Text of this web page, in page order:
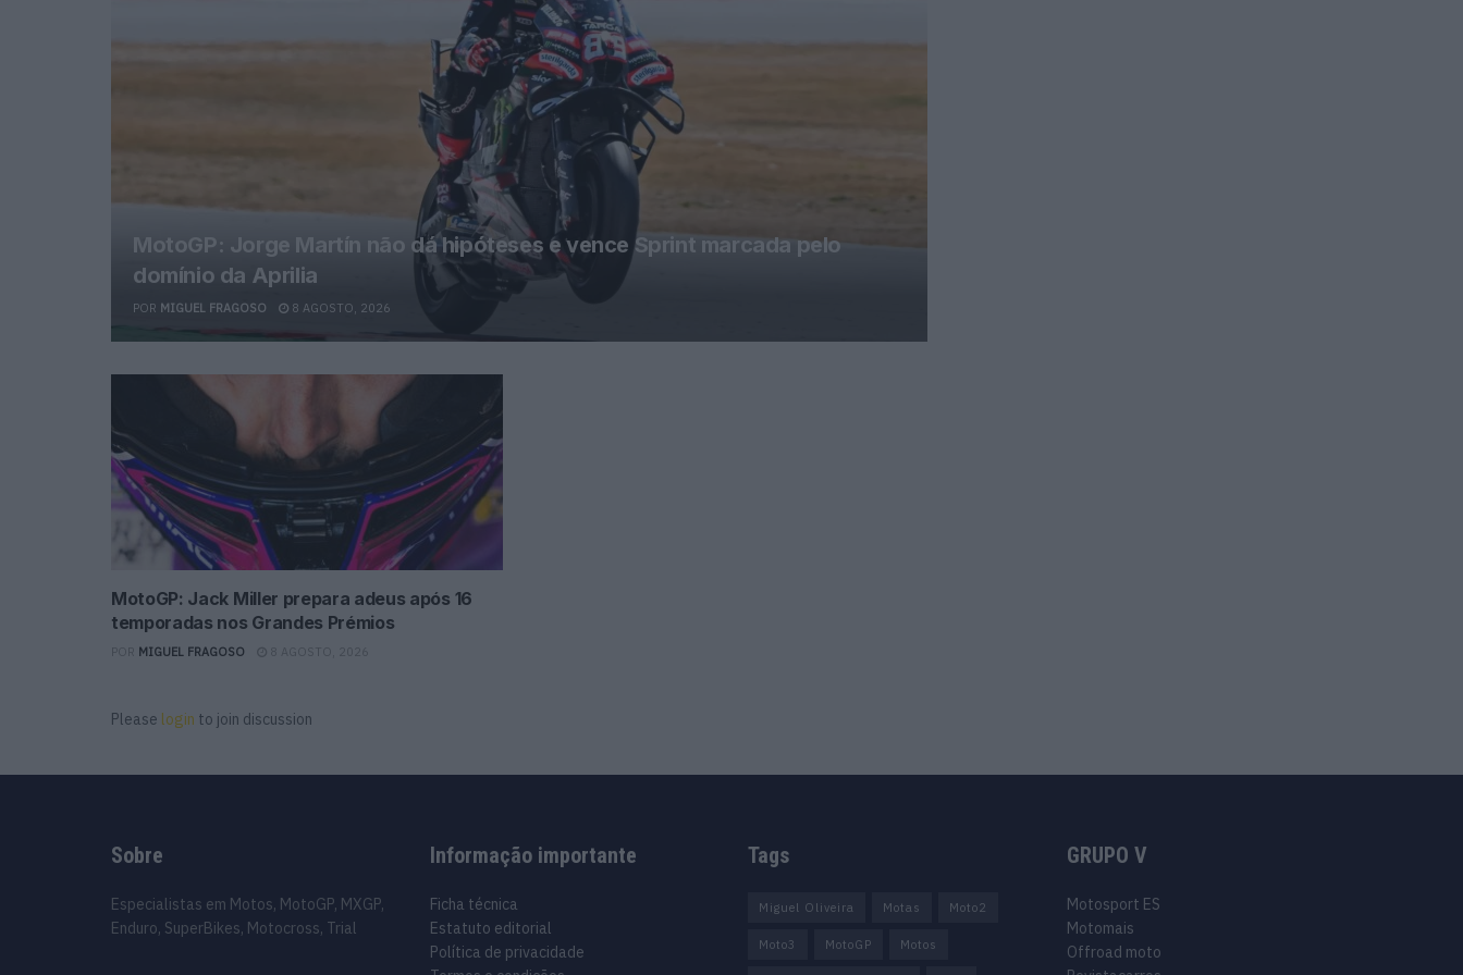
MotoGP: Jorge Martín não dá hipóteses e vence Sprint marcada pelo
domínio da Aprilia
POR MIGUEL FRAGOSO 8 AGOSTO, 2026
MotoGP: Jack Miller prepara adeus após 16
temporadas nos Grandes Prémios
MIGUEL FRAGOSO 8 AGOSTO, 2026
Please login to join discussion
Sobre
Especialistas em Motos, MotoGP, MXGP,
Enduro, SuperBikes, Motocross, Trial
Informação importante
Ficha técnica
Estatuto editorial
Política de privacidade
Tags
Miguel Oliveira Motas Moto2
Moto3 MotoGP Motos
GRUPO V
Motosport ES
Motomais
Offroad moto